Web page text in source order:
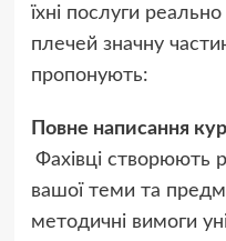
їхні послуги
плечей значну
пропонують:
Повне написання
Фахівці створюють
вашої теми та
методичні вимоги